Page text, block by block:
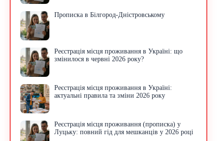
Прописка в Білгород-Дністровському
Реєстрація місця проживання в Україні: що
змінилося в червні 2026 року?
Реєстрація місця проживання в Україні:
актуальні правила та зміни 2026 року
Реєстрація місця проживання (прописка) у
Луцьку: повний гід для мешканців у 2026 році